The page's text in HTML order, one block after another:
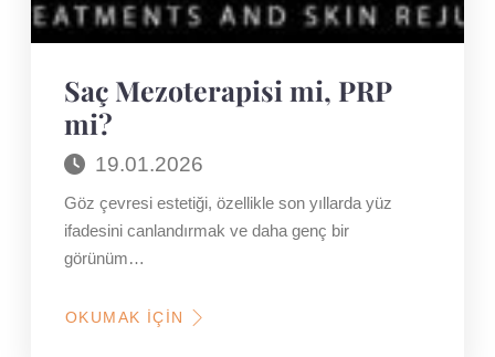
Saç Mezoterapisi mi, PRP
mi?
19.01.2026
Göz çevresi estetiği, özellikle son yıllarda yüz
ifadesini canlandırmak ve daha genç bir
görünüm…
OKUMAK İÇIN
HAKKINDA